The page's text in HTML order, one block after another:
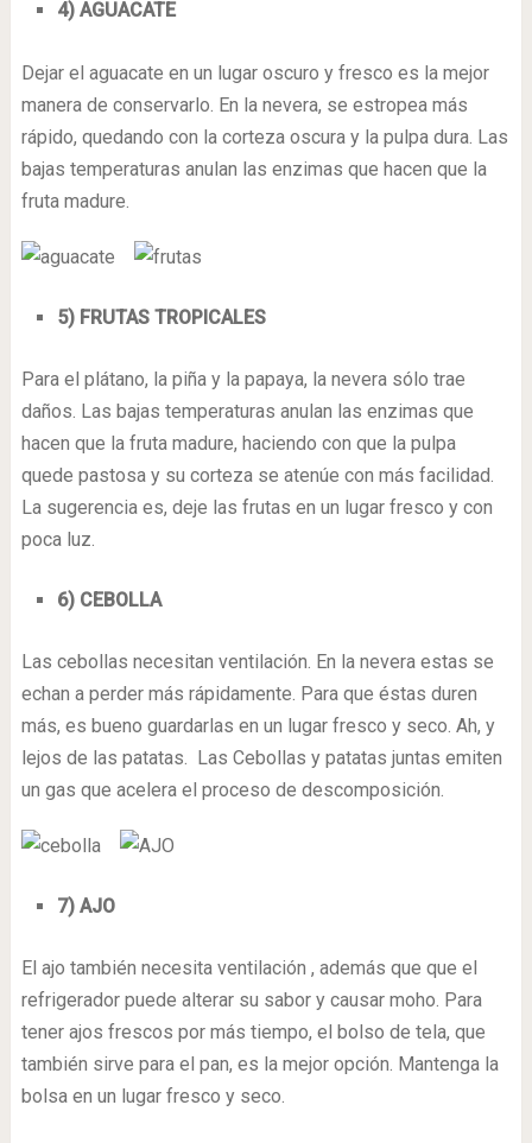
4) AGUACATE
Dejar el aguacate en un lugar oscuro y fresco es la mejor
manera de conservarlo. En la nevera, se estropea más
rápido, quedando con la corteza oscura y la pulpa dura. Las
bajas temperaturas anulan las enzimas que hacen que la
fruta madure.
5) FRUTAS TROPICALES
Para el plátano, la piña y la papaya, la nevera sólo trae
daños. Las bajas temperaturas anulan las enzimas que
hacen que la fruta madure, haciendo con que la pulpa
quede pastosa y su corteza se atenúe con más facilidad.
La sugerencia es, deje las frutas en un lugar fresco y con
poca luz.
6) CEBOLLA
Las cebollas necesitan ventilación. En la nevera estas se
echan a perder más rápidamente. Para que éstas duren
más, es bueno guardarlas en un lugar fresco y seco. Ah, y
lejos de las patatas. Las Cebollas y patatas juntas emiten
un gas que acelera el proceso de descomposición.
7) AJO
El ajo también necesita ventilación , además que que el
refrigerador puede alterar su sabor y causar moho. Para
tener ajos frescos por más tiempo, el bolso de tela, que
también sirve para el pan, es la mejor opción. Mantenga la
bolsa en un lugar fresco y seco.